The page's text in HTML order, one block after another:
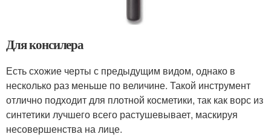
Для консилера
Есть схожие черты с предыдущим видом, однако в
несколько раз меньше по величине. Такой инструмент
отлично подходит для плотной косметики, так как ворс из
синтетики лучшего всего растушевывает, маскируя
несовершенства на лице.